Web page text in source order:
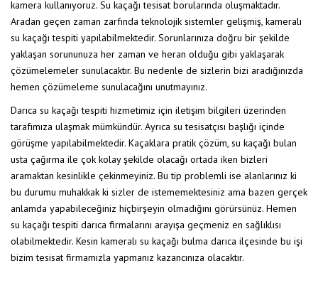
kamera kullanıyoruz. Su kaçağı tesisat borularında oluşmaktadır.
Aradan geçen zaman zarfında teknolojik sistemler gelişmiş, kameralı
su kaçağı tespiti yapılabilmektedir. Sorunlarınıza doğru bir şekilde
yaklaşan sorununuza her zaman ve heran olduğu gibi yaklaşarak
çözümelemeler sunulacaktır. Bu nedenle de sizlerin bizi aradığınızda
hemen çözümeleme sunulacağını unutmayınız.
Darıca su kaçağı tespiti hizmetimiz için iletişim bilgileri üzerinden
tarafımıza ulaşmak mümkündür. Ayrıca su tesisatçısı başlığı içinde
görüşme yapılabilmektedir. Kaçaklara pratik çözüm, su kaçağı bulan
usta çağırma ile çok kolay şekilde olacağı ortada iken bizleri
aramaktan kesinlikle çekinmeyiniz. Bu tip problemli ise alanlarınız ki
bu durumu muhakkak ki sizler de istememektesiniz ama bazen gerçek
anlamda yapabileceğiniz hiçbirşeyin olmadığını görürsünüz. Hemen
su kaçağı tespiti darıca firmalarını arayışa geçmeniz en sağlıklısı
olabilmektedir. Kesin kameralı su kaçağı bulma darıca ilçesinde bu işi
bizim tesisat firmamızla yapmanız kazancınıza olacaktır.